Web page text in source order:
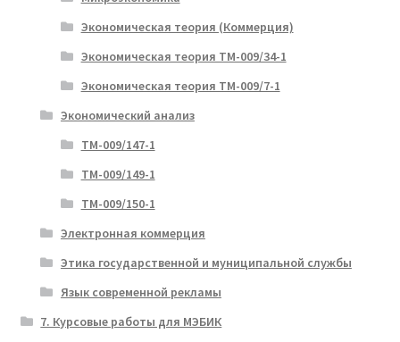
Экономическая теория (Коммерция)
Экономическая теория ТМ-009/34-1
Экономическая теория ТМ-009/7-1
Экономический анализ
ТМ-009/147-1
ТМ-009/149-1
ТМ-009/150-1
Электронная коммерция
Этика государственной и муниципальной службы
Язык современной рекламы
7. Курсовые работы для МЭБИК